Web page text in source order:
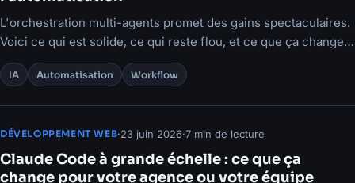
L'orchestration multi-agents promet des gains spectaculaires.
Voici ce qui est solide, ce qui reste flou, et ce que ça change
pour les PME.
IA Automatisation Workflow
DÉVELOPPEMENT WEB·23 juin 2026·7 min de lecture
Claude Code à grande échelle : ce que ça
change pour votre agence ou votre équipe